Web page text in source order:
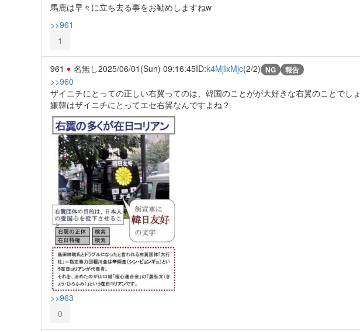
馬鹿は早々に立ち去る事をお勧めしますねw
>>961
1
961 名無し2025/06/01(Sun) 09:16:45ID:k4MjIxMjc(2/2) NG 報告
>>960
ザイニチにとっての正しい右翼ってのは、韓国のことがが大好きな右翼のことでしょ
嫌韓はザイニチにとってエセ右翼なんですよね？
>>963
0